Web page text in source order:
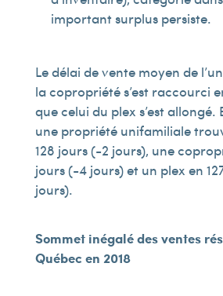
important surplus persiste.
Le délai de vente moyen de
la copropriété s’est raccourci
que celui du plex s’est allongé.
une propriété unifamiliale
128 jours (-2 jours), une
jours (-4 jours) et un plex en
jours).
Sommet inégalé des ventes
Québec en 2018